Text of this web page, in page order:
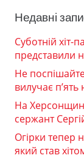
Недавні
Суботній хіт-
представили
Не
вилучає
На
сержант
Огірки тепер
який став